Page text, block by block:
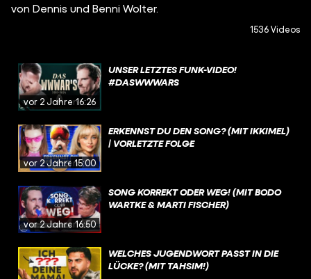
von Dennis und Benni Wolter.
1536 Videos
vor 2 Jahren16:26
UNSER LETZTES FUNK-VIDEO!
#DASWWWARS
vor 2 Jahren15:00
ERKENNST DU DEN SONG? (MIT IKKIMEL)
| VORLETZTE FOLGE
vor 2 Jahren16:50
SONG KORREKT ODER WEG! (MIT BODO
WARTKE & MARTI FISCHER)
WELCHES JUGENDWORT PASST IN DIE
LÜCKE? (MIT TAHSIM!)